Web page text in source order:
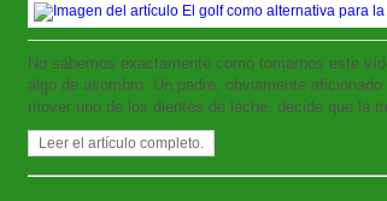
No sabemos exactamente como tomarnos este
algo de asombro. Un padre, obviamente
mover uno de los dientes de leche, decide que la
Leer el artículo completo.